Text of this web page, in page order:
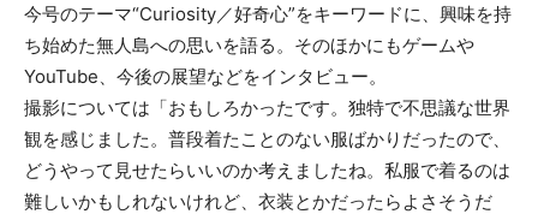
今号のテーマ“Curiosity／好奇心”をキーワードに、興味を持
ち始めた無人島への思いを語る。そのほかにもゲームや
YouTube、今後の展望などをインタビュー。
撮影については「おもしろかったです。独特で不思議な世界
観を感じました。普段着たことのない服ばかりだったので、
どうやって見せたらいいのか考えましたね。私服で着るのは
難しいかもしれないけれど、衣装とかだったらよさそうだ